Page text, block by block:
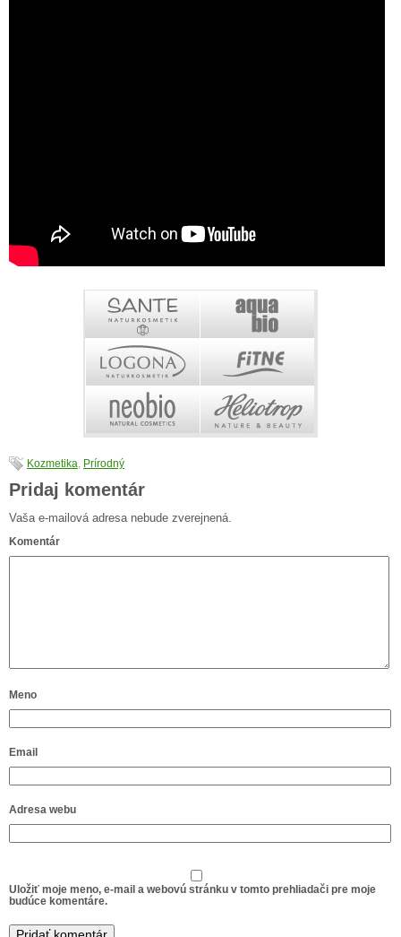
Kozmetika Prírodný
Pridaj komentár
Vaša e-mailová adresa nebude zverejnená.
Komentár
Meno
Email
Adresa webu
Uložiť moje meno, e-mail a webovú stránku v tomto prehliadači pre moje
budúce komentáre.